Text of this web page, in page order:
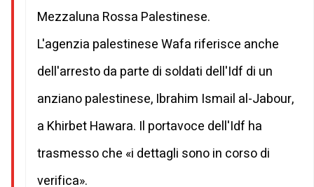
Mezzaluna Rossa Palestinese.
L'agenzia palestinese Wafa riferisce anche
dell'arresto da parte di soldati dell'Idf di un
anziano palestinese, Ibrahim Ismail al-Jabour,
a Khirbet Hawara. Il portavoce dell'Idf ha
trasmesso che «i dettagli sono in corso di
verifica».